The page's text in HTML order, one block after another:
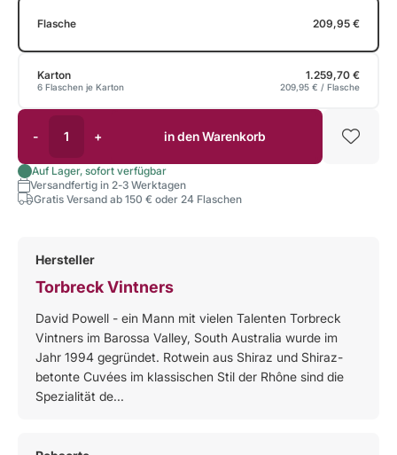
Flasche 209,95 €
Karton 1.259,70 €
6 Flaschen je Karton 209,95 € / Flasche
- + in den Warenkorb
Auf Lager, sofort verfügbar
Versandfertig in 2-3 Werktagen
Gratis Versand ab 150 € oder 24 Flaschen
Hersteller
Torbreck Vintners
David Powell - ein Mann mit vielen Talenten Torbreck
Vintners im Barossa Valley, South Australia wurde im
Jahr 1994 gegründet. Rotwein aus Shiraz und Shiraz-
betonte Cuvées im klassischen Stil der Rhône sind die
Spezialität de...